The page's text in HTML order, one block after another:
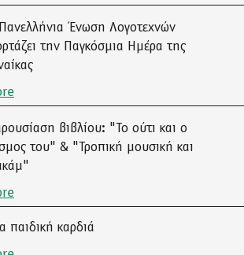
Ένωση Λογοτεχνών
την Παγκόσμια Ημέρα της
βιβλίου: "Το ούτι και ο
του" & "Τροπική μουσική και
παιδική καρδιά